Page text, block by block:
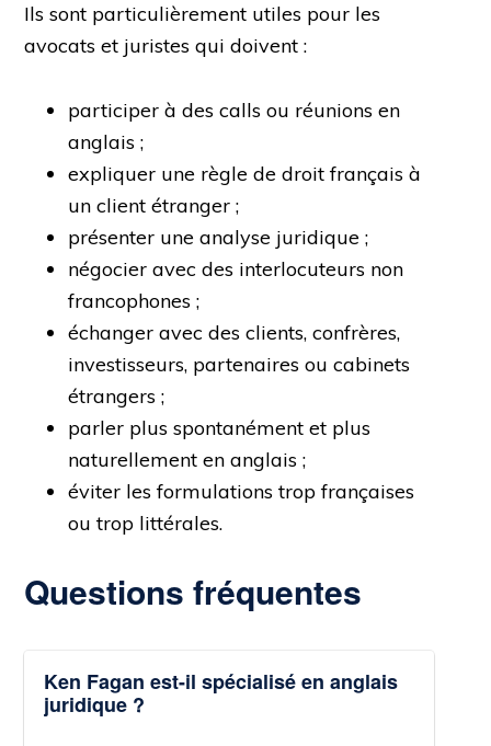
Ils sont particulièrement utiles pour les
avocats et juristes qui doivent :
participer à des calls ou réunions en
anglais ;
expliquer une règle de droit français à
un client étranger ;
présenter une analyse juridique ;
négocier avec des interlocuteurs non
francophones ;
échanger avec des clients, confrères,
investisseurs, partenaires ou cabinets
étrangers ;
parler plus spontanément et plus
naturellement en anglais ;
éviter les formulations trop françaises
ou trop littérales.
Questions fréquentes
Ken Fagan est-il spécialisé en anglais
juridique ?